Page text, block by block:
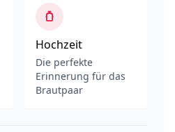
Hochzeit
Die perfekte
Erinnerung für das
Brautpaar